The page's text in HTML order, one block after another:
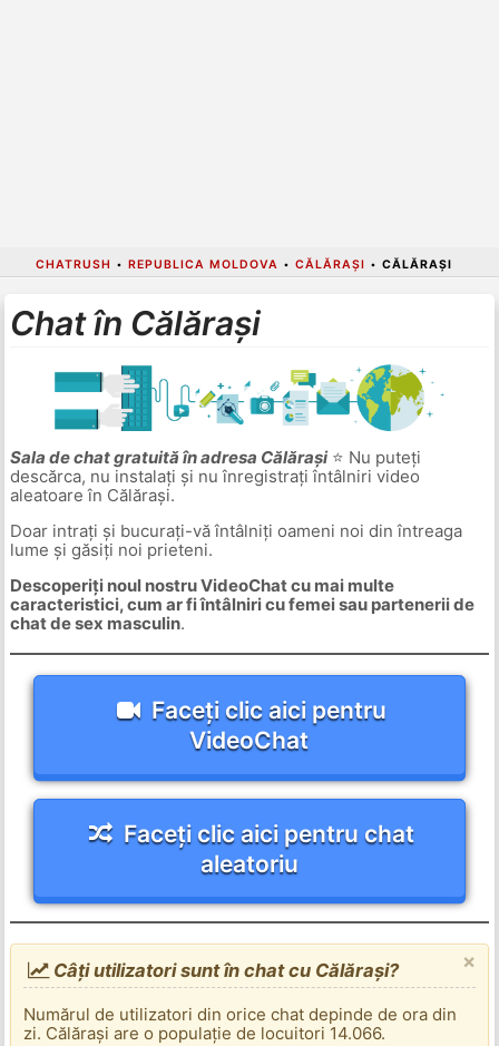
CHATRUSH • REPUBLICA MOLDOVA • CĂLĂRAȘI • CĂLĂRAȘI
Chat în Călărași
Sala de chat gratuită în adresa Călărași⭐ Nu puteți
descărca, nu instalați și nu înregistrați întâlniri video
aleatoare în Călărași.
Doar intrați și bucurați-vă întâlniți oameni noi din întreaga
lume și găsiți noi prieteni.
Descoperiți noul nostru VideoChat cu mai multe
caracteristici, cum ar fi întâlniri cu femei sau partenerii de
chat de sex masculin.
Faceți clic aici pentru
VideoChat
Faceți clic aici pentru chat
aleatoriu
×
Câți utilizatori sunt în chat cu Călărași?
Numărul de utilizatori din orice chat depinde de ora din
zi. Călărași are o populație de locuitori 14.066.